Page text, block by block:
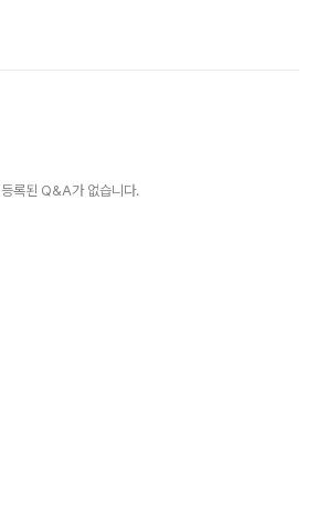
등록된 Q&A가 없습니다.